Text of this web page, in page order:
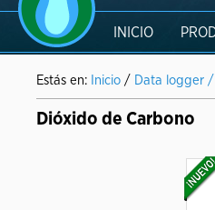
INICIO
Estás en: Inicio / Data logger
Dióxido de Carbono